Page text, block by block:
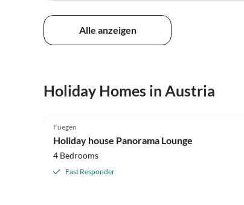
Alle anzeigen
Holiday Homes in Austria
Tour
Super Host
Fuegen
Holiday house Panorama Lounge
4 Bedrooms
Fast Responder